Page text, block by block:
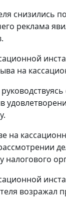
снизились
реклама
на
возражал